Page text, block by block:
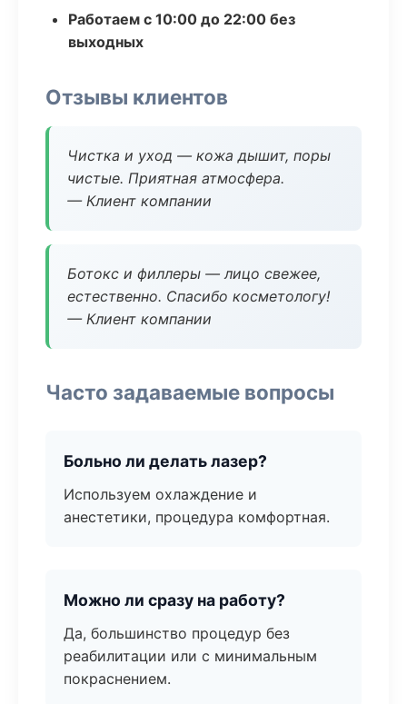
Работаем с 10:00 до 22:00 без
выходных
Отзывы клиентов
Чистка и уход — кожа дышит, поры
чистые. Приятная атмосфера.
— Клиент компании
Ботокс и филлеры — лицо свежее,
естественно. Спасибо косметологу!
— Клиент компании
Часто задаваемые вопросы
Больно ли делать лазер?
Используем охлаждение и
анестетики, процедура комфортная.
Можно ли сразу на работу?
Да, большинство процедур без
реабилитации или с минимальным
покраснением.